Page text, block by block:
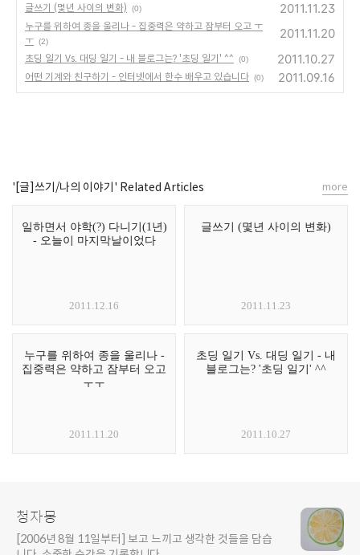
글쓰기 (몇년 사이의 변화) (0) 2011.11.23
누구를 위하여 종을 울리나 - 집중력은 약하고 잠부터 오고 ㅜ
ㅜ (2)
2011.11.20
초딩 일기 Vs. 대딩 일기 - 내 블로그는? '초딩 일기' ^^ (0) 2011.10.27
어떤 기계와 친구하기 - 인터넷에서 한수 배우고 있습니다 (0) 2011.09.16
'[글]쓰기/나의 이야기' Related Articles
일하면서 야학(?) 다니기(1년)
- 오늘이 마지막날이었다
2011.12.16
글쓰기 (몇년 사이의 변화)
2011.11.23
누구를 위하여 종을 울리나 -
집중력은 약하고 잠부터 오고
ㅜㅜ
2011.11.20
초딩 일기 Vs. 대딩 일기 - 내
블로그는? '초딩 일기' ^^
2011.10.27
more
청자몽
[2006년 8월 11일부터] 보고 느끼고 생각한 것들을 담습